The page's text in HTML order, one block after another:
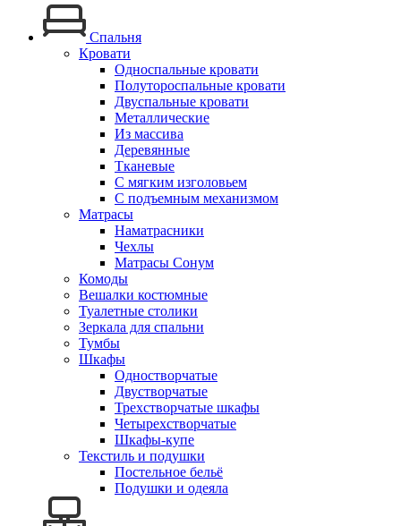
Спальня
Кровати
Односпальные кровати
Полутороспальные кровати
Двуспальные кровати
Металлические
Из массива
Деревянные
Тканевые
С мягким изголовьем
С подъемным механизмом
Матрасы
Наматрасники
Чехлы
Матрасы Сонум
Комоды
Вешалки костюмные
Туалетные столики
Зеркала для спальни
Тумбы
Шкафы
Одностворчатые
Двустворчатые
Трехстворчатые шкафы
Четырехстворчатые
Шкафы-купе
Текстиль и подушки
Постельное бельё
Подушки и одеяла